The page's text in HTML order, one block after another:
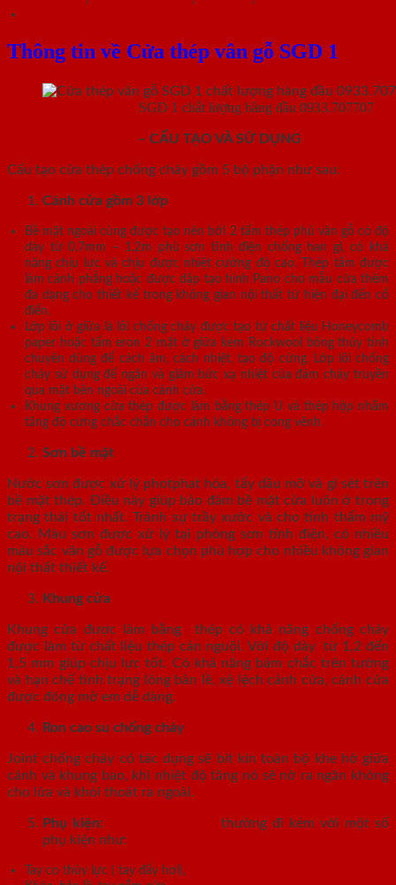
Thông tin về Cửa thép vân gỗ SGD 1
SGD 1 chất lượng hàng đầu 0933.707707
– CẤU TẠO VÀ SỬ DỤNG
Cấu tạo cửa thép chống cháy gồm 5 bộ phận như sau:
Cánh cửa gồm 3 lớp
Bề mặt ngoài cùng được tạo nên bởi 2 tấm thép phủ vân gỗ có độ
dày từ 0.7mm – 1.2m phủ sơn tĩnh điện chống han gỉ, có khả
năng chịu lực và chịu được nhiệt cường độ cao. Thép tấm được
làm cánh phẳng hoặc được dập tạo hình Pano cho mẫu cửa thêm
đa dạng cho thiết kế trong không gian nội thất từ hiện đại đến cổ
điển.
Lớp lõi ở giữa là lõi chống cháy được tạo từ chất liệu Honeycomb
paper hoặc tấm eron 2 mặt ở giữa kèm Rockwool bông thủy tinh
chuyên dùng để cách âm, cách nhiệt, tạo độ cứng. Lớp lõi chống
cháy sử dụng để ngăn và giảm bức xạ nhiệt của đám cháy truyền
qua mặt bên ngoài của cánh cửa.
Khung xương cửa thép được làm bằng thép U và thép hộp nhằm
tăng độ cứng chắc chắn cho cánh không bị cong vênh.
Sơn bề mặt
Nước sơn được xử lý photphat hóa, tẩy dầu mỡ và gỉ sét trên
bề mặt thép. Điều này giúp bảo đảm bề mặt cửa luôn ở trong
trạng thái tốt nhất. Tránh sự trầy xước và cho tính thẩm mỹ
cao. Màu sơn được xử lý tại phòng sơn tĩnh điện, có nhiều
màu sắc vân gỗ được lựa chọn phù hợp cho nhiều không gian
nội thất thiết kế.
Khung cửa
Khung cửa được làm bằng thép có khả năng chống cháy
được làm từ chất liệu thép cán nguội. Với độ dày từ 1,2 đến
1,5 mm giúp chịu lực tốt. Có khả năng bám chắc trên tường
và hạn chế tình trạng lỏng bản lề, xệ lệch cánh cửa, cánh cửa
được đóng mở em dễ dàng.
Ron cao su chống cháy
Joint chống cháy có tác dụng sẽ bít kín toàn bộ khe hở giữa
cánh và khung bao, khi nhiệt độ tăng nó sẽ nở ra ngăn không
cho lửa và khói thoát ra ngoài.
Phụ kiện:
thường đi kèm với một số
phụ kiện như:
Tay co thủy lực ( tay đẩy hơi),